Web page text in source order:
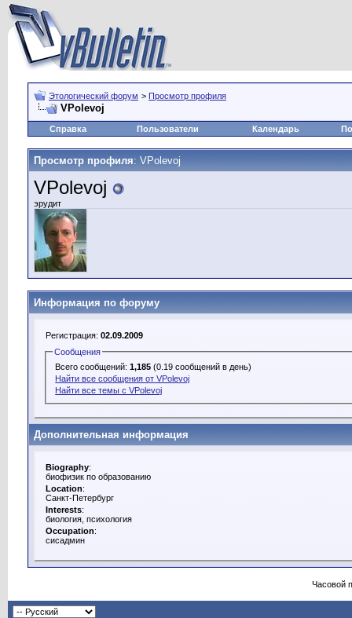
Этологический форум > Просмотр профиля
VPolevoj
Справка Пользователи Календарь
Просмотр профиля: VPolevoj
VPolevoj
эрудит
Информация по форуму
Регистрация: 02.09.2009
Сообщения
Всего сообщений:1,185 (0.19 сообщений в день)
Найти все сообщения от VPolevoj
Найти все темы с VPolevoj
Дополнительная информация
Biography:
биофизик по образованию
Location:
Санкт-Петербург
Interests:
биология, психология
Occupation:
сисадмин
Часовой